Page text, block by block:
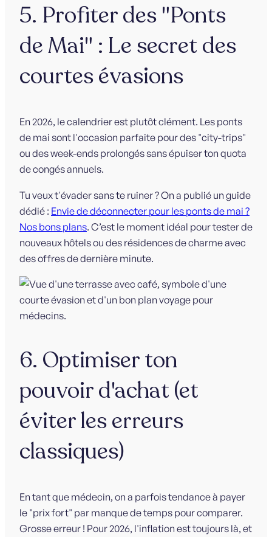
5. Profiter des "Ponts
de Mai" : Le secret des
courtes évasions
En 2026, le calendrier est plutôt clément. Les ponts
de mai sont l'occasion parfaite pour des "city-trips"
ou des week-ends prolongés sans épuiser ton quota
de congés annuels.
Tu veux t'évader sans te ruiner ? On a publié un guide
dédié : Envie de déconnecter pour les ponts de mai ?
Nos bons plans. C’est le moment idéal pour tester de
nouveaux hôtels ou des résidences de charme avec
des offres de dernière minute.
6. Optimiser ton
pouvoir d'achat (et
éviter les erreurs
classiques)
En tant que médecin, on a parfois tendance à payer
le "prix fort" par manque de temps pour comparer.
Grosse erreur ! Pour 2026, l'inflation est toujours là, et